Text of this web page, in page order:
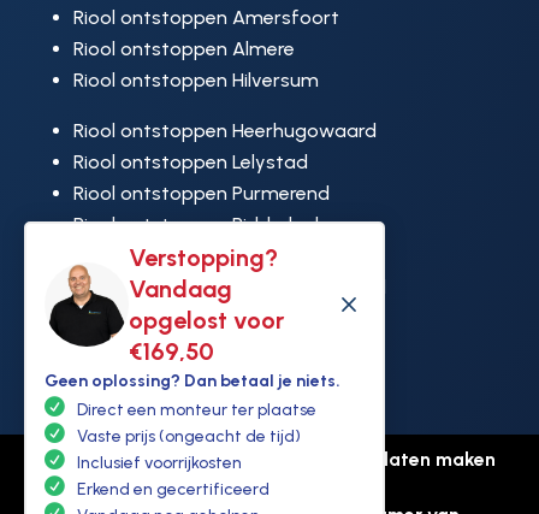
Verstopping?
Vandaag
opgelost voor
€169,50
M
Geen oplossing? Dan betaal je niets.
Direct een monteur ter plaatse
Vaste prijs (ongeacht de tijd)
Inclusief voorrijkosten
Erkend en gecertificeerd
Riool ontstoppen Amersfoort
Riool ontstoppen Almere
Riool ontstoppen Hilversum
Riool ontstoppen Heerhugowaard
Riool ontstoppen Lelystad
Riool ontstoppen Purmerend
Riool ontstoppen Ridderkerk
Riool ontstoppen Rijswijk
Riool ontstoppen Hoek van Holland
© Copyright Ontstoppen.nl |
Website laten maken
door Flexamedia